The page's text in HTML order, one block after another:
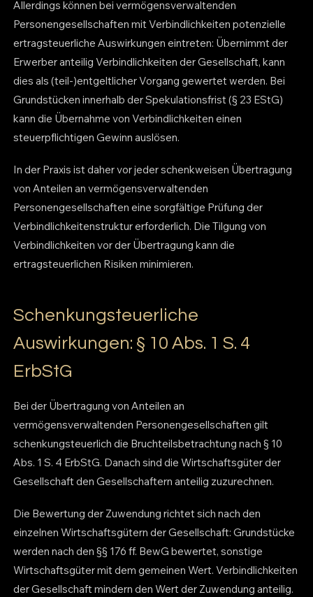
Allerdings können bei vermögensverwaltenden
Personengesellschaften mit Verbindlichkeiten potenzielle
ertragsteuerliche Auswirkungen eintreten: Übernimmt der
Erwerber anteilig Verbindlichkeiten der Gesellschaft, kann
dies als (teil-)entgeltlicher Vorgang gewertet werden. Bei
Grundstücken innerhalb der Spekulationsfrist (§ 23 EStG)
kann die Übernahme von Verbindlichkeiten einen
steuerpflichtigen Gewinn auslösen.
In der Praxis ist daher vor jeder schenkweisen Übertragung
von Anteilen an vermögensverwaltenden
Personengesellschaften eine sorgfältige Prüfung der
Verbindlichkeitenstruktur erforderlich. Die Tilgung von
Verbindlichkeiten vor der Übertragung kann die
ertragsteuerlichen Risiken minimieren.
Schenkungsteuerliche
Auswirkungen: § 10 Abs. 1 S. 4
ErbStG
Bei der Übertragung von Anteilen an
vermögensverwaltenden Personengesellschaften gilt
schenkungsteuerlich die Bruchteilsbetrachtung nach § 10
Abs. 1 S. 4 ErbStG. Danach sind die Wirtschaftsgüter der
Gesellschaft den Gesellschaftern anteilig zuzurechnen.
Die Bewertung der Zuwendung richtet sich nach den
einzelnen Wirtschaftsgütern der Gesellschaft: Grundstücke
werden nach den §§ 176 ff. BewG bewertet, sonstige
Wirtschaftsgüter mit dem gemeinen Wert. Verbindlichkeiten
der Gesellschaft mindern den Wert der Zuwendung anteilig.